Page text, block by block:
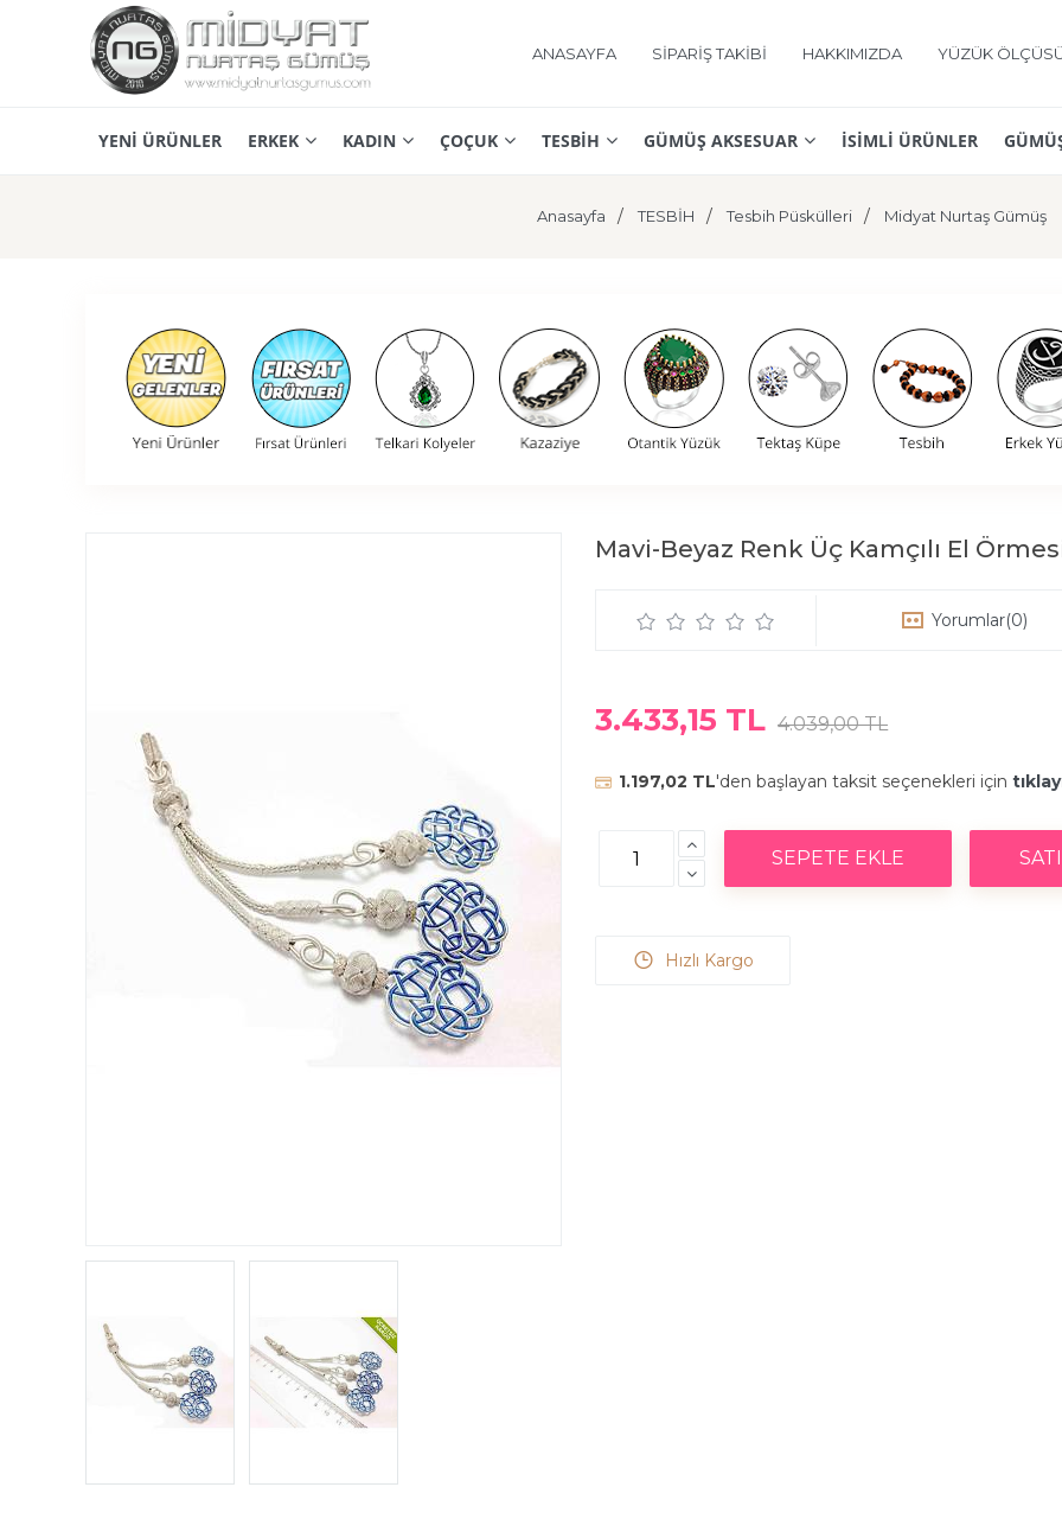
ANASAYFA SİPARİŞ TAKİBİ HAKKIMIZDA YÜZÜK
YENİ ÜRÜNLER ERKEK KADIN ÇOÇUK TESBİH GÜMÜŞ AKSESUAR İSİMLİ ÜRÜNLER
Anasayfa TESBİH Tesbih Püskülleri Midyat Nurtaş Gümüş
Mavi-Beyaz Renk Üç Kamçılı El
Yorumlar(0)
3.433,15 TL 4.039,00 TL
1.197,02 TL'den başlayan taksit seçenekleri için